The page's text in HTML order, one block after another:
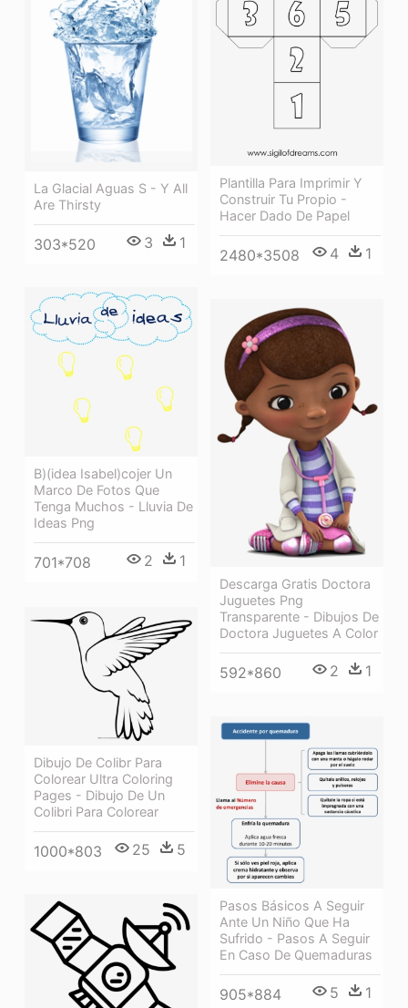
Plantilla Para Imprimir Y
Construir Tu Propio -
Hacer Dado De Papel
2480*3508 4 1
La Glacial Aguas S - Y All
Are Thirsty
303*520 3 1
B)(idea Isabel)cojer Un
Marco De Fotos Que
Tenga Muchos - Lluvia De
Ideas Png
701*708 2 1
Descarga Gratis Doctora
Juguetes Png
Transparente - Dibujos De
Doctora Juguetes A Color
592*860 2 1
Dibujo De Colibr Para
Colorear Ultra Coloring
Pages - Dibujo De Un
Colibri Para Colorear
1000*803 25 5
Pasos Básicos A Seguir
Ante Un Niño Que Ha
Sufrido - Pasos A Seguir
En Caso De Quemaduras
905*884 5 1